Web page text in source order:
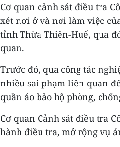
Cơ quan cảnh sát điều tra
xét nơi ở và nơi làm việc
tỉnh Thừa Thiên-Huế, qua
quan.
Trước đó, qua công tác
nhiều sai phạm liên quan
quần áo bảo hộ phòng,
Cơ quan Cảnh sát điều tra
hành điều tra, mở rộng vụ